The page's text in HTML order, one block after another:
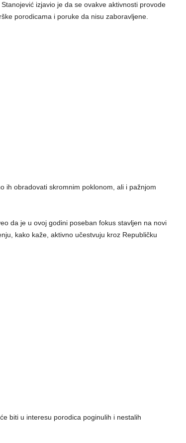
izjavio je da se ovakve aktivnosti provode
porodicama i poruke da nisu zaboravljene.
ih obradovati skromnim poklonom, ali i pažnjom
da je u ovoj godini poseban fokus stavljen na novi
kako kaže, aktivno učestvuju kroz Republičku
biti u interesu porodica poginulih i nestalih